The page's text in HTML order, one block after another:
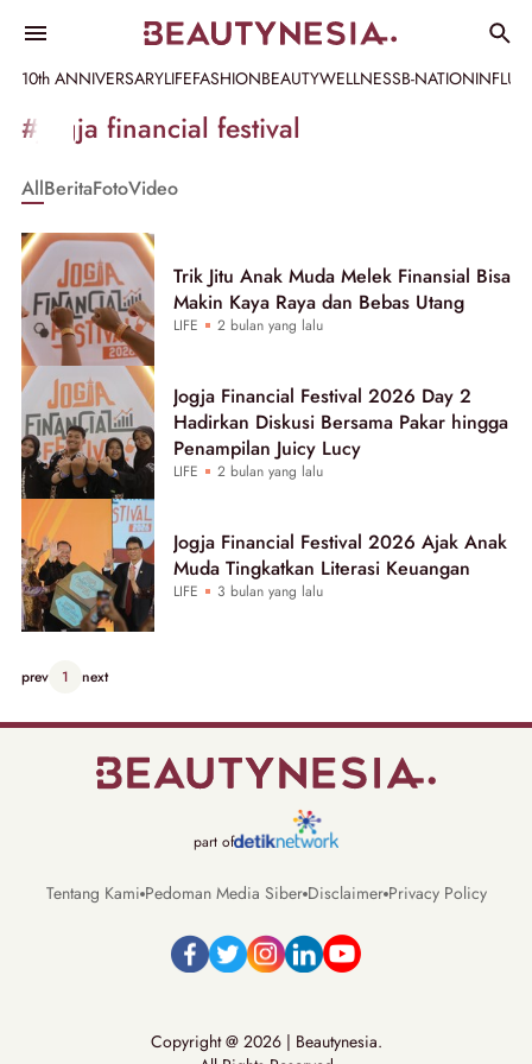
10th ANNIVERSARYLIFEFASHIONBEAUTYWELLNESSB-NATION
Informasi
[GET_DATA_TITLE]
Beautynesia
#jogja financial festival
AllBeritaFotoVideo
Trik Jitu Anak Muda Melek Finansial Bisa
Makin Kaya Raya dan Bebas Utang
LIFE 2 bulan yang lalu
Jogja Financial Festival 2026 Day 2
Hadirkan Diskusi Bersama Pakar hingga
Penampilan Juicy Lucy
LIFE 2 bulan yang lalu
Jogja Financial Festival 2026 Ajak Anak
Muda Tingkatkan Literasi Keuangan
LIFE 3 bulan yang lalu
prev 1 next
part of
Tentang Kami Pedoman Media Siber Disclaimer Privacy Policy
Copyright @ 2026 | Beautynesia.